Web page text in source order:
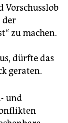
Vorschusslob
der
zu machen.
dürfte das
geraten.
und